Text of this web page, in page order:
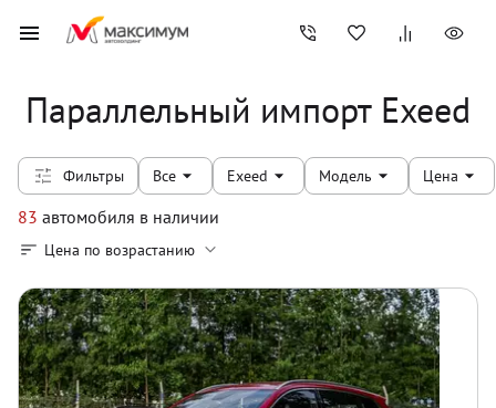
Параллельный импорт Exeed
Фильтры Все Exeed Модель Цена
83 автомобиля в наличии
Цена по возрастанию